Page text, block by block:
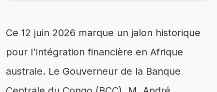
Ce 12 juin 2026 marque un jalon historique
pour l'intégration financière en Afrique
australe. Le Gouverneur de la Banque